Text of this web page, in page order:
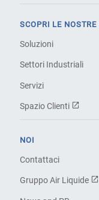
SCOPRI LE
Soluzioni
Settori Industriali
Servizi
Spazio Clienti
NOI
Contattaci
Gruppo Air Liquide